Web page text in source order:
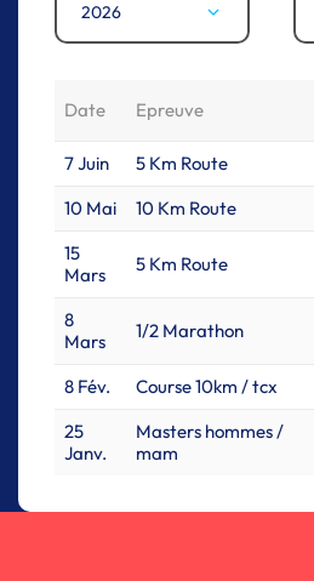
2026
Date Epreuve
7 Juin 5 Km Route
10 Mai
10 Km Route
15
Mars
5 Km Route
8
Mars
1/2 Marathon
8 Fév.
Course 10km / tcx
25
Janv.
Masters hommes /
mam